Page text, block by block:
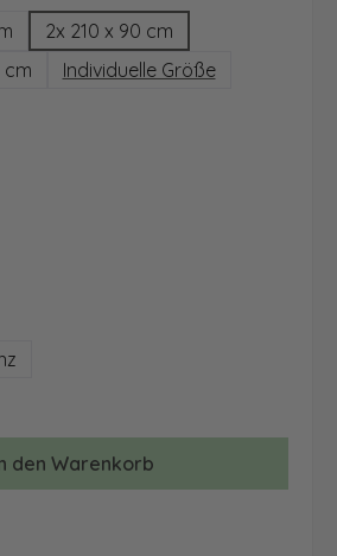
2x 210 x 90 cm
cm Individuelle Größe
verfügbar.)
ein oder benutze die Schaltflächen
den Warenkorb